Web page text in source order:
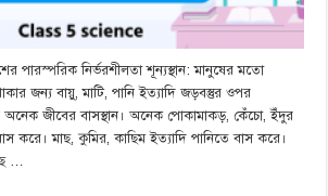
পারস্পরিক নির্ভরশীলতা শূন্যস্থান: মানুষের মতো
জন্য বায়ু, মাটি, পানি ইত্যাদি জড়বস্তুর ওপর
অনেক জীবের বাসস্থান। অনেক পোকামাকড়, কেঁচো, ইঁদুর
বাস করে। মাছ, কুমির, কাছিম ইত্যাদি পানিতে বাস করে।
…